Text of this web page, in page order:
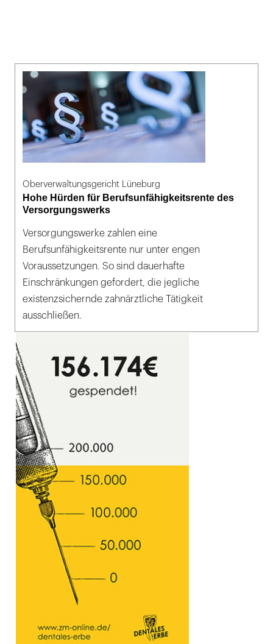
Oberverwaltungsgericht Lüneburg
Hohe Hürden für Berufsunfähigkeitsrente des
Versorgungswerks
Versorgungswerke zahlen eine
Berufsunfähigkeitsrente nur unter engen
Voraussetzungen. So sind dauerhafte
Einschränkungen gefordert, die jegliche
existenzsichernde zahnärztliche Tätigkeit
ausschließen.